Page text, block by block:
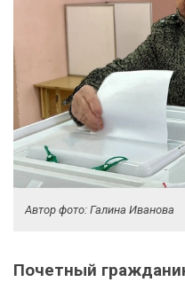
Автор фото: Галина Иванова
Почетный